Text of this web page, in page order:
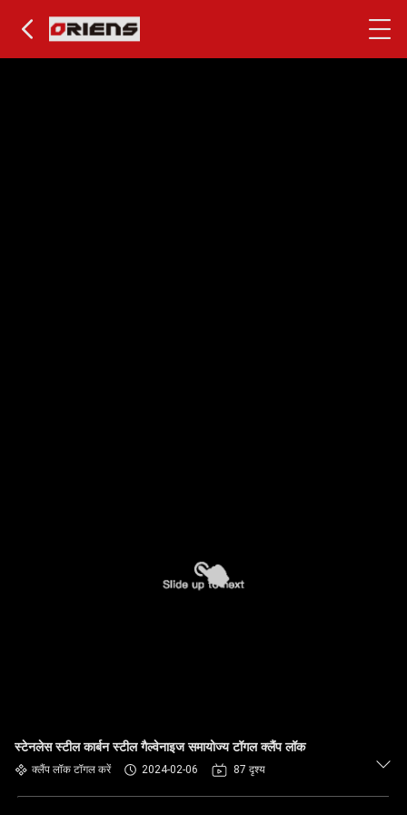
स्टेनलेस स्टील कार्बन स्टील गैल्वेनाइज समायोज्य टॉगल क्लैंप लॉक
क्लैंप लॉक टॉगल करें 2024-02-06 87 दृश्य